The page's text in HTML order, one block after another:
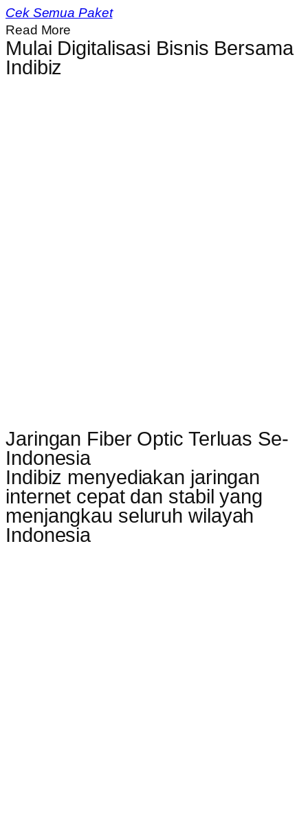
Cek Semua Paket
Read More
Mulai Digitalisasi Bisnis Bersama
Indibiz
Jaringan Fiber Optic Terluas Se-
Indonesia
Indibiz menyediakan jaringan
internet cepat dan stabil yang
menjangkau seluruh wilayah
Indonesia